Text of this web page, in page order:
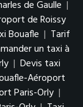
de Gaulle |
de Roissy
Bouafle | Tarif
un taxi à
| Devis taxi
Aéroport
Paris-Orly |